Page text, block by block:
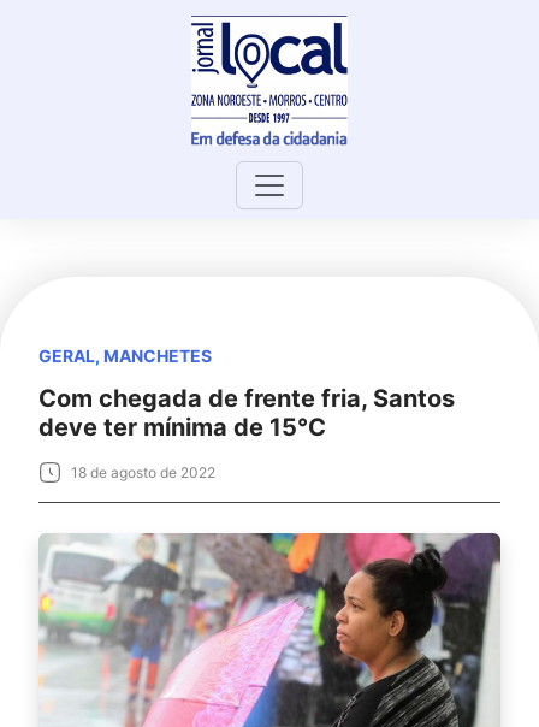
GERAL, MANCHETES
Com chegada de frente fria, Santos
deve ter mínima de 15°C
18 de agosto de 2022